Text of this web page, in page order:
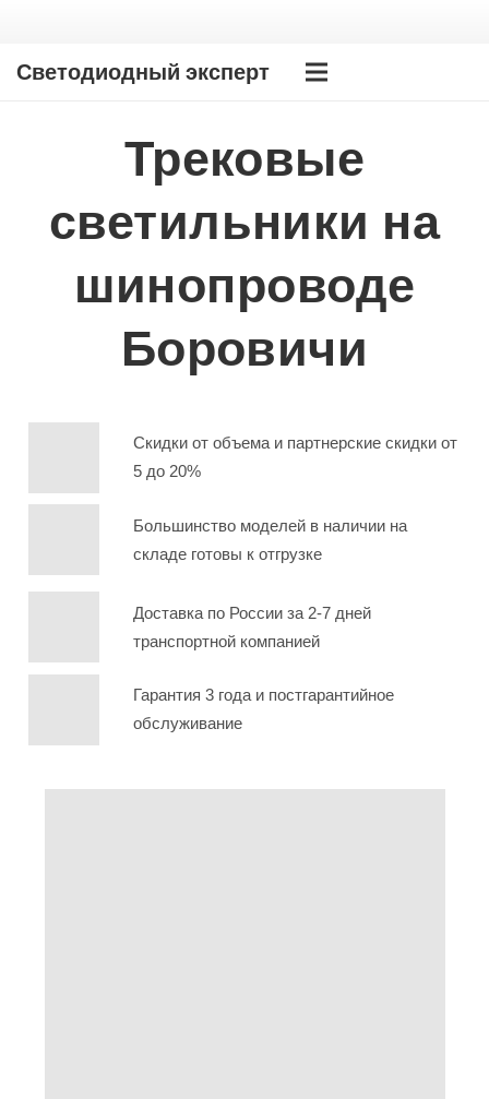
Светодиодный эксперт
Трековые
светильники на
шинопроводе
Боровичи
Скидки от объема и партнерские скидки от
5 до 20%
Большинство моделей в наличии на
складе готовы к отгрузке
Доставка по России за 2-7 дней
транспортной компанией
Гарантия 3 года и постгарантийное
обслуживание